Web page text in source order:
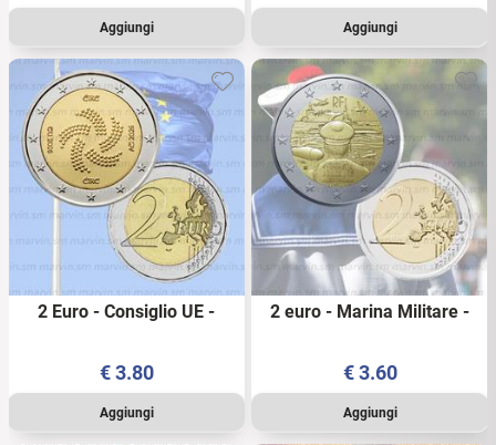
2 Euro - Consiglio UE -
€3.80
2 euro - Marina Militare -
€3.60